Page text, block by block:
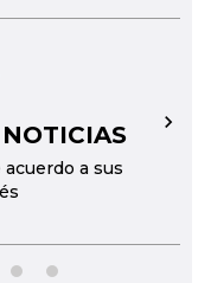
a sus
→